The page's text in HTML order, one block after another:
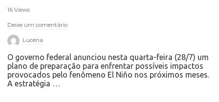
16 Views
Deixe um comentário
Lucena
O governo federal anunciou nesta quarta-feira (28/7) um
plano de preparação para enfrentar possíveis impactos
provocados pelo fenômeno El Niño nos próximos meses.
A estratégia …